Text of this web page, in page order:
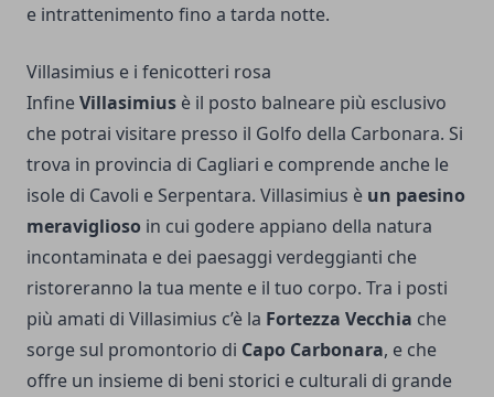
e intrattenimento fino a tarda notte.
Villasimius e i fenicotteri rosa
InfineVillasimius è il posto balneare più esclusivo
che potrai visitare presso il Golfo della Carbonara. Si
trova in provincia di Cagliari e comprende anche le
isole di Cavoli e Serpentara. Villasimius è un paesino
meraviglioso in cui godere appiano della natura
incontaminata e dei paesaggi verdeggianti che
ristoreranno la tua mente e il tuo corpo. Tra i posti
più amati di Villasimius c’è la Fortezza Vecchia che
sorge sul promontorio di Capo Carbonara, e che
offre un insieme di beni storici e culturali di grande